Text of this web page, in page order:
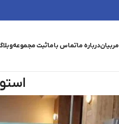
مربیاندرباره ماتماس باماثبت مجموعه